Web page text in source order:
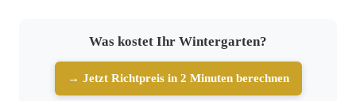
Was kostet Ihr Wintergarten?
→ Jetzt Richtpreis in 2 Minuten berechnen